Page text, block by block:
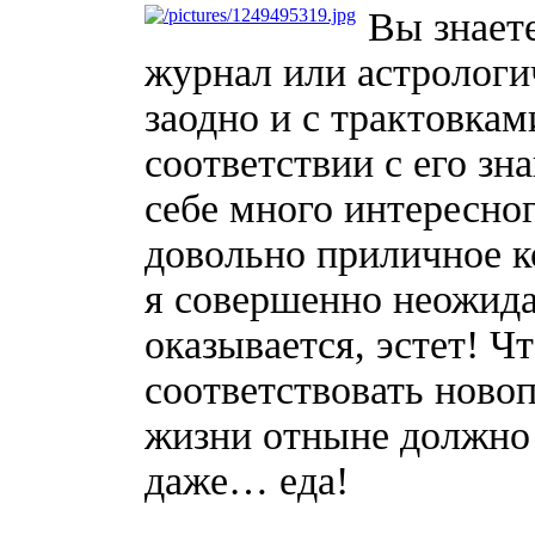
Вы
журнал или
заодно и с
соответствии с его
себе много
довольно приличное
я совершенно
оказывается, эстет!
соответствовать
жизни отныне
даже… еда!